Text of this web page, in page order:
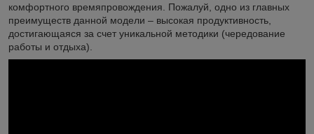
комфортного времяпровождения. Пожалуй, одно из главных
преимуществ данной модели – высокая продуктивность,
достигающаяся за счет уникальной методики (чередование
работы и отдыха).